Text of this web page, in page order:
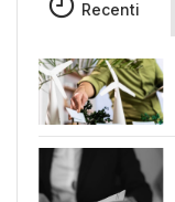
Recenti